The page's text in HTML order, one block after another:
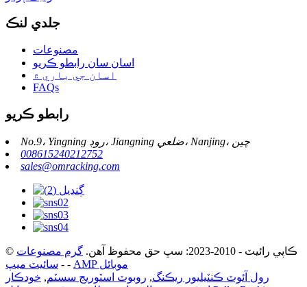
جلدي لنڪ
مصنوعات
اسان سان رابطو ڪريو
اسان جي باري ۾
FAQs
رابطو ڪريو
No.9، Yingning روڊ، Jiangning ضلعي، Nanjing، چين
008615240212752
sales@omracking.com
© ڪاپي رائيٽ - 2010-2023: سڀ حق محفوظ آهن.
گرم مصنوعات
- سائيٽ ميپ -
AMP موبائل
رول آئوٽ ڪنٽيليور ريڪنگ, روبوٽ اسٽوريج سسٽم, خودڪار